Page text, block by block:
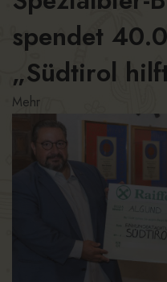
spendet
„Südtirol
Mehr